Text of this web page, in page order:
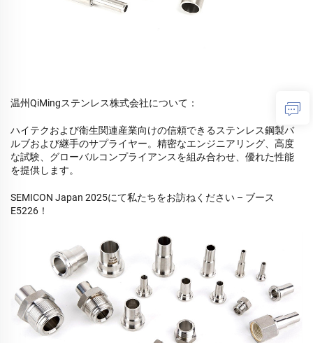
温州QiMingステンレス株式会社について：
ハイテクおよび衛生関連産業向けの信頼できるステンレス鋼製バ
ルブおよび継手のサプライヤー。精密なエンジニアリング、高度
な試験、グローバルコンプライアンスを組み合わせ、優れた性能
を提供します。
SEMICON Japan 2025にて私たちをお訪ねください – ブース
E5226！